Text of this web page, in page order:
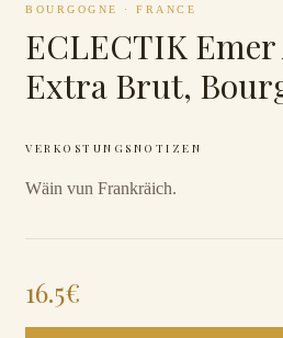
BOURGOGNE · FRANCE
ECLECTIK
Extra Brut,
VERKOSTUNGSNOTIZEN
Wäin vun Frankräich.
16.5€